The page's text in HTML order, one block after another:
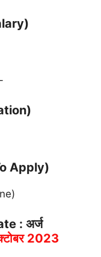
Apply)
: अर्ज
2023